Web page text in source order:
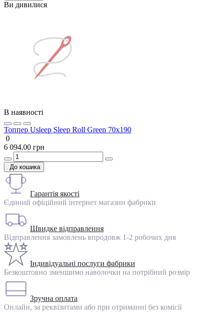
Ви дивилися
В наявності
Топпер Usleep Sleep Roll Green 70х190
0
6 094.00 грн
До кошика
Гарантія якості
Єдиний офіційний інтернет магазин фабрики
Швидке відправлення
Відправлення замовлень впродовж 1-2 робочих дня
Індивідуальні послуги фабрики
Безкоштовно зменшимо наволочки на потрібний розмір
Зручна оплата
Онлайн, за реквізитами або при отриманні без комісії